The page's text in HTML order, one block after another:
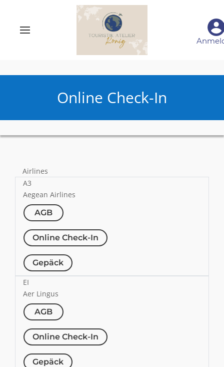
Online Check-In
Airlines
A3
Aegean Airlines
AGB
Online Check-In
Gepäck
EI
Aer Lingus
AGB
Online Check-In
Gepäck